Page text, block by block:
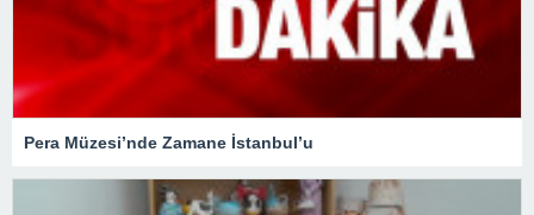
Pera Müzesi’nde Zamane İstanbul’u